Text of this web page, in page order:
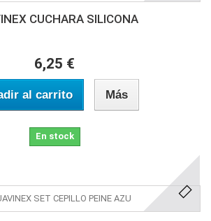
CUCHARA SILICONA
6,25 €
al carrito Más
En stock